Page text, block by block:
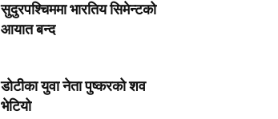
सुदुरपश्चिममा भारतिय सिमेन्टको
आयात बन्द
डोटीका युवा नेता पुष्करको शव
भेटियो